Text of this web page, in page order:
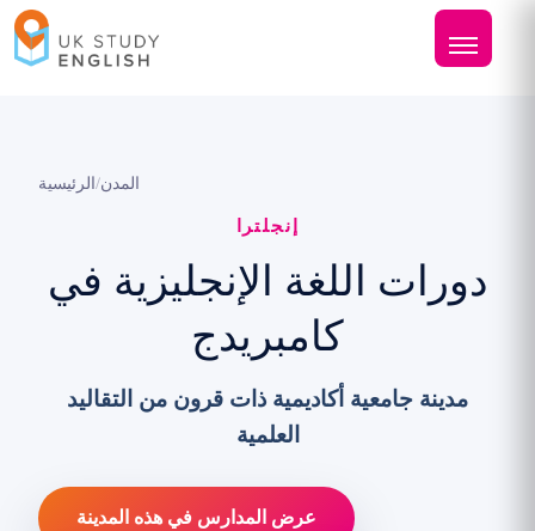
الرئيسية /المدن
إنجلترا
دورات اللغة الإنجليزية في
كامبريدج
مدينة جامعية أكاديمية ذات قرون من التقاليد
العلمية
عرض المدارس في هذه المدينة